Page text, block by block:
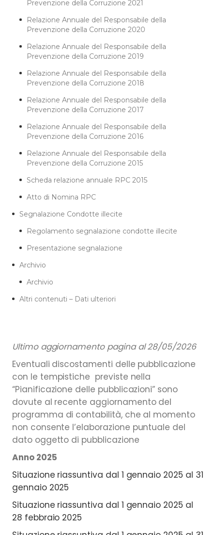
Prevenzione della Corruzione 2021
Relazione Annuale del Responsabile della
Prevenzione della Corruzione 2020
Relazione Annuale del Responsabile della
Prevenzione della Corruzione 2019
Relazione Annuale del Responsabile della
Prevenzione della Corruzione 2018
Relazione Annuale del Responsabile della
Prevenzione della Corruzione 2017
Relazione Annuale del Responsabile della
Prevenzione della Corruzione 2016
Relazione Annuale del Responsabile della
Prevenzione della Corruzione 2015
Scheda relazione annuale RPC 2015
Atto di Nomina RPC
Segnalazione Condotte illecite
Regolamento segnalazione condotte illecite
Presentazione segnalazione
Archivio
Archivio
Altri contenuti – Dati ulteriori
Ultimo aggiornamento pagina al 28/05/2026
Eventuali discostamenti delle pubblicazione
con le tempistiche previste nella
“Pianificazione delle pubblicazioni” sono
dovute al recente aggiornamento del
programma di contabilità, che al momento
non consente l’elaborazione puntuale del
dato oggetto di pubblicazione
Anno 2025
Situazione riassuntiva dal 1 gennaio 2025 al 31
gennaio 2025
Situazione riassuntiva dal 1 gennaio 2025 al
28 febbraio 2025